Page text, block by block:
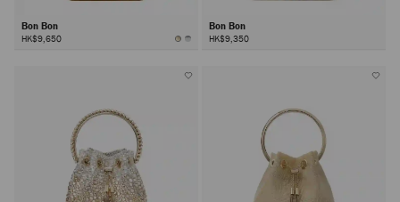
Bon Bon
HK$9,650
Bon Bon
HK$9,350